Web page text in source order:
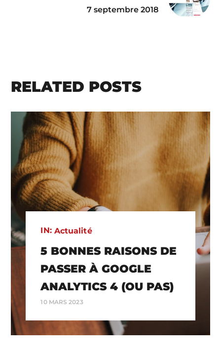
7 septembre 2018
RELATED POSTS
IN: Actualité
5 BONNES RAISONS DE
PASSER À GOOGLE
ANALYTICS 4 (OU PAS)
10 MARS 2023